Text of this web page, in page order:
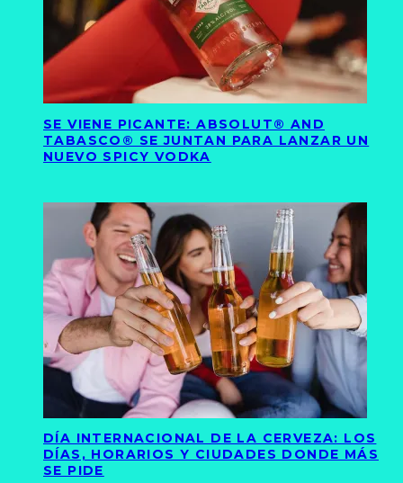
SE VIENE PICANTE: ABSOLUT® AND
TABASCO® SE JUNTAN PARA LANZAR UN
NUEVO SPICY VODKA
DÍA INTERNACIONAL DE LA CERVEZA: LOS
DÍAS, HORARIOS Y CIUDADES DONDE MÁS
SE PIDE